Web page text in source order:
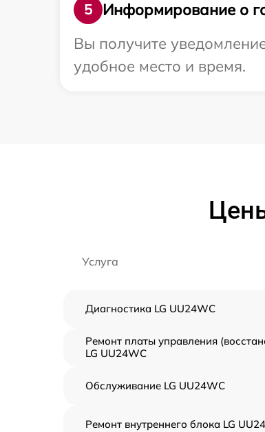
5
Информирование о
Вы получите
удобное место и время.
Услуга
Диагностика LG UU24WC
Ремонт платы управления
LG UU24WC
Обслуживание LG UU24WC
Ремонт внутреннего блока LG